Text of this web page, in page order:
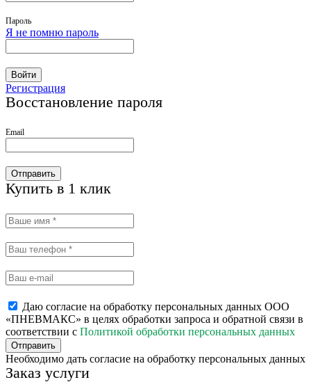
Пароль
Я не помню пароль
Войти
Регистрация
Восстановление пароля
Email
Отправить
Купить в 1 клик
Даю согласие на обработку персональных данных ООО
«ПНЕВМАКС» в целях обработки запроса и обратной связи в
соответствии с Политикой обработки персональных данных
Отправить
Необходимо дать согласие на обработку персональных данных
Заказ услуги